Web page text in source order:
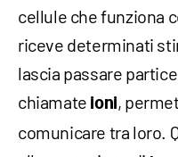
cellule che funziona
riceve determinati
lascia passare
chiamate ioni,
comunicare tra loro.